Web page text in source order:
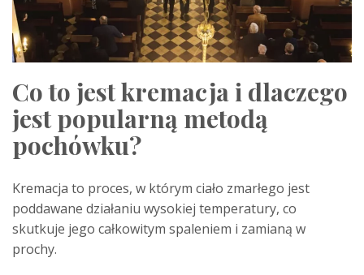
Co to jest kremacja i dlaczego
jest popularną metodą
pochówku?
Kremacja to proces, w którym ciało zmarłego jest
poddawane działaniu wysokiej temperatury, co
skutkuje jego całkowitym spaleniem i zamianą w
prochy.